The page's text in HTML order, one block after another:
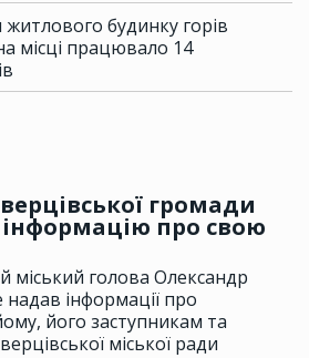
житлового будинку горів
місці працювало 14
громади
інформацію про свою
міський голова Олександр
інформації про
його заступникам та
міської ради